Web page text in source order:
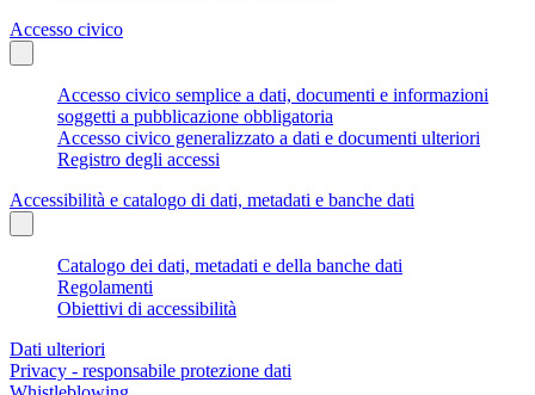
Accesso civico
Accesso civico semplice a dati, documenti e informazioni
soggetti a pubblicazione obbligatoria
Accesso civico generalizzato a dati e documenti ulteriori
Registro degli accessi
Accessibilità e catalogo di dati, metadati e banche dati
Catalogo dei dati, metadati e della banche dati
Regolamenti
Obiettivi di accessibilità
Dati ulteriori
Privacy - responsabile protezione dati